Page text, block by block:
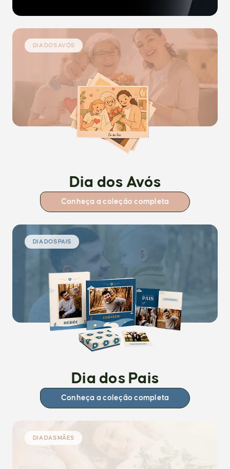
DIA DOS AVÓS
Dia dos Avós
Conheça a coleção completa
DIA DOS PAIS
Dia dos Pais
Conheça a coleção completa
DIA DAS MÃES